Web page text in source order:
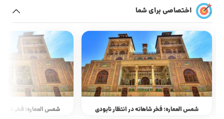
اختصاصی برای شما
شمس العماره؛ فخر شاهانه در انتظار نابودی شمس العماره؛ فخر